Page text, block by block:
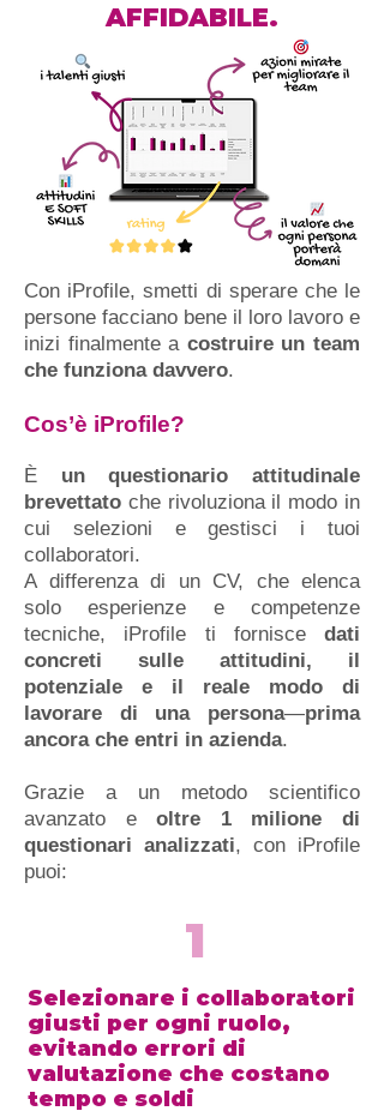
AFFIDABILE.
Con iProfile, smetti di sperare che le
persone facciano bene il loro lavoro e
inizi finalmente a costruire un team
che funziona davvero.
Cos’è iProfile?
È un questionario attitudinale
brevettato che rivoluziona il modo in
cui selezioni e gestisci i tuoi
collaboratori.
A differenza di un CV, che elenca
solo esperienze e competenze
tecniche, iProfile ti fornisce dati
concreti sulle attitudini, il
potenziale e il reale modo di
lavorare di una persona—prima
ancora che entri in azienda.
Grazie a un metodo scientifico
avanzato eoltre 1 milione di
questionari analizzati, con iProfile
puoi:
1
Selezionare i collaboratori
giusti per ogni ruolo,
evitando errori di
valutazione che costano
tempo e soldi